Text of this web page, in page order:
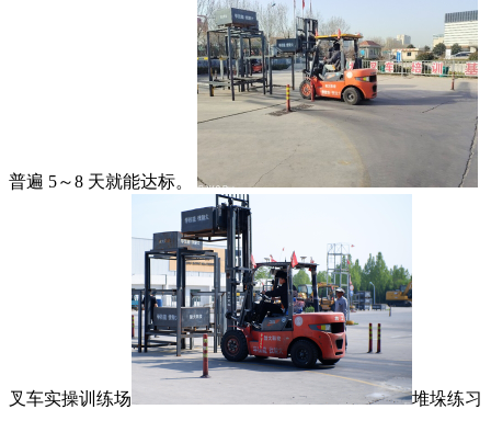
普遍 5～8 天就能达标。
叉车实操训练场 堆垛练习